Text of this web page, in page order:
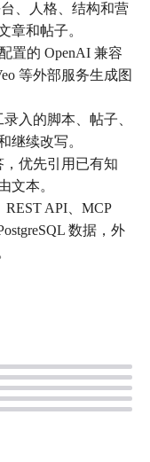
台、人格、结构和营
章和帖子。
置的 OpenAI 兼容
等外部服务生成图
入的脚本、帖子、
继续改写。
优先引用已有知
文本。
REST API、MCP
数据，外